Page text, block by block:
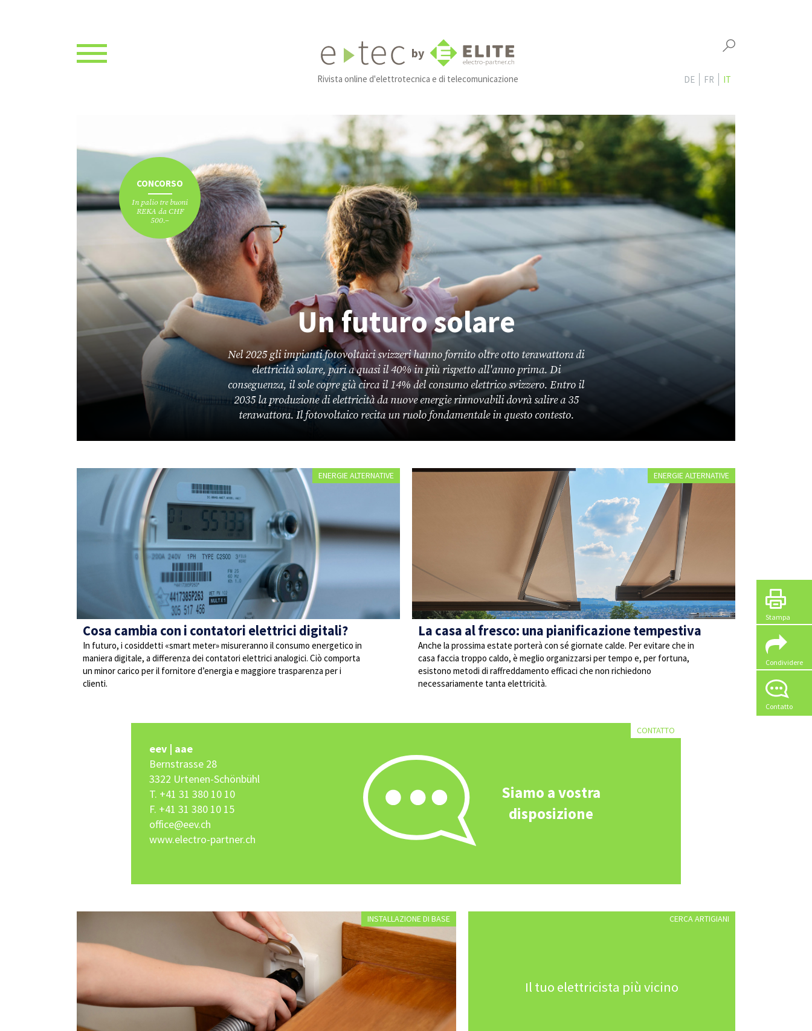
Stampa
Condividere
Contatto
by
Rivista online d'elettrotecnica e di telecomunicazione DE FR IT
Un futuro solare
Nel 2025 gli impianti fotovoltaici svizzeri hanno fornito oltre otto terawattora di
elettricità solare, pari a quasi il 40% in più rispetto all'anno prima. Di
conseguenza, il sole copre già circa il 14% del consumo elettrico svizzero. Entro il
2035 la produzione di elettricità da nuove energie rinnovabili dovrà salire a 35
terawattora. Il fotovoltaico recita un ruolo fondamentale in questo contesto.
CONCORSO
In palio tre buoni
REKA da CHF
500.–
ENERGIE ALTERNATIVE
Cosa cambia con i contatori elettrici digitali?
In futuro, i cosiddetti «smart meter» misureranno il consumo energetico in
maniera digitale, a differenza dei contatori elettrici analogici. Ciò comporta
un minor carico per il fornitore d’energia e maggiore trasparenza per i
clienti.
ENERGIE ALTERNATIVE
La casa al fresco: una pianificazione tempestiva
Anche la prossima estate porterà con sé giornate calde. Per evitare che in
casa faccia troppo caldo, è meglio organizzarsi per tempo e, per fortuna,
esistono metodi di raffreddamento efficaci che non richiedono
necessariamente tanta elettricità.
CONTATTO
eev | aae
Bernstrasse 28
3322 Urtenen-Schönbühl
T. +41 31 380 10 10
F. +41 31 380 10 15
office@eev.ch
www.electro-partner.ch
Siamo a vostra
disposizione
INSTALLAZIONE DI BASE CERCA ARTIGIANI
Il tuo elettricista più vicino